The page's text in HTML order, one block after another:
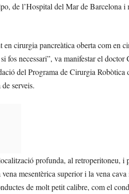
de l’Hospital del Mar de Barcelona i
en cirurgia pancreàtica oberta com en
fos necessari”, va manifestar el doctor
del Programa de Cirurgia Robòtica
serveis.
profunda, al retroperitoneu, i
mesentèrica superior i la vena
de molt petit calibre, com el